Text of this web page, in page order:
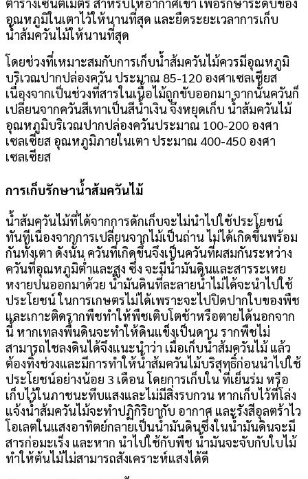
อุณหภูมิในเตาไว้ให้นานที่สุด และยืดระยะเวลาการเก็บ
น้ำส้มควันไม้ให้นานที่สุด
โดยช่วงที่เหมาะสมกับการเก็บน้ำส้มควันไม้ควรมีอุณหภูมิ
บริเวณปากปล่องควัน ประมาณ 85-120 องศาเซลเซียส
เนื่องจากเป็นช่วงที่สารในเนื้อไม้ถูกขับออกมา จากนั้นควันก็
เปลี่ยนจากควันสีเทาเป็นสีน้ำเงิน จึงหยุดเก็บ น้ำส้มควันไม้
อุณหภูมิบริเวณปากปล่องควันประมาณ 100-200 องศา
เซลเซียส อุณหภูมิภายในเตา ประมาณ 400-450 องศา
เซลเซียส
การเก็บรักษาน้ำส้มควันไม้
น้ำส้มควันไม้ที่ได้จากการดักเก็บจะไม่นำไปใช้ประโยชน์
ทันทีเนื่องจากการเปลี่ยนจากไม้เป็นถ่าน ไม่ได้เกิดขึ้นพร้อม
กันทั้งเตา ดังนั้น ควันที่เกิดขึ้นจึงเป็นควันที่ผสมกันระหว่าง
ควันที่อุณหภูมิต่ำและสูง ซึ่ง จะมีน้ำมันดินและสารระเหย
หงายปนออกมาด้วย น้ำมันดินที่ละลายน้ำไม่ได้จะนำไปใช้
ประโยชน์ ในการเกษตรไม่ได้เพราะจะไปปิดปากใบของพืช
และเกาะติดรากพืชทำให้พืชเติบโตช้าหรือตายได้นอกจาก
นี้ หากเทลงพื้นดินจะทำให้ดินแข็งเป็นดาน รากพืชไม่
สามารถไชลงดินได้จึงแนะนำว่า เมื่อเก็บน้ำส้มควันไม้ แล้ว
ต้องทิ้งช่วงและมีการทำให้น้ำส้มควันไม้บริสุทธิ์ก่อนนำไปใช้
ประโยชน์อย่างน้อย 3 เดือน โดยการเก็บใน ที่เย็นร่ม หรือ
เก็บไว้ในภาชนะทึบแสงและไม่มีสิ่งรบกวน หากเก็บไว้ที่โล่ง
แจ้งน้ำส้มควันไม้จะทำปฏิกิริยากับ อากาศ และรังสีอุลตร้าไว
โอเลตในแสงอาทิตย์กลายเป็นน้ำมันดินซึ่งในน้ำมันดินจะมี
สารก่อมะเร็ง และหาก นำไปใช้กับพืช น้ำมันจะจับกับใบไม้
ทำให้ต้นไม้ไม่สามารถสังเคราะห์แสงได้ดี